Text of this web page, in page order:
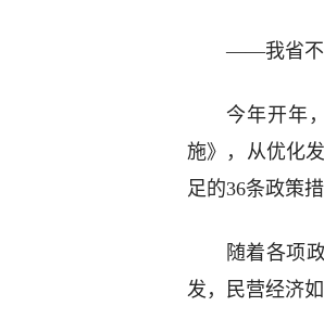
——我省不
今年开年
施》，从优化
足的36条政策措
随着各项
发，民营经济